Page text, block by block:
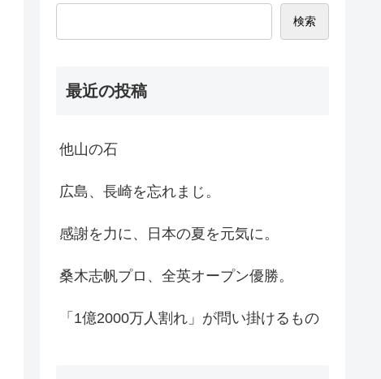
検索
最近の投稿
他山の石
広島、長崎を忘れまじ。
感謝を力に、日本の夏を元気に。
桑木志帆プロ、全英オープン優勝。
「1億2000万人割れ」が問い掛けるもの